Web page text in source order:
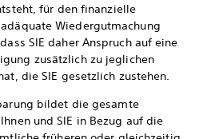
für den finanzielle
Wiedergutmachung
SIE daher Anspruch auf eine
zusätzlich zu jeglichen
die SIE gesetzlich zustehen.
bildet die gesamte
und SIE in Bezug auf die